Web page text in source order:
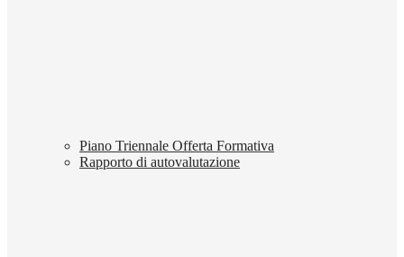
Piano Triennale Offerta Formativa
Rapporto di autovalutazione